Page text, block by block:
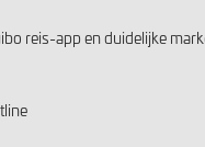
reis-app en duidelijke